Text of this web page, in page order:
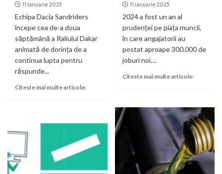
11 ianuarie 2025
Echipa Dacia Sandriders
începe cea de-a doua
săptămână a Raliului Dakar
animată de dorința de a
continua lupta pentru
răspunde...
Citeste mai multe articole:
11 ianuarie 2025
2024 a fost un an al
prudenței pe piața muncii,
în care angajatorii au
postat aproape 300.000 de
joburi noi,...
Citeste mai multe articole: